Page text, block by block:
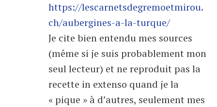
https://lescarnetsdegremoetmirou.
ch/aubergines-a-la-turque/
Je cite bien entendu mes sources
(même si je suis probablement mon
seul lecteur) et ne reproduit pas la
recette in extenso quand je la
« pique » à d’autres, seulement mes